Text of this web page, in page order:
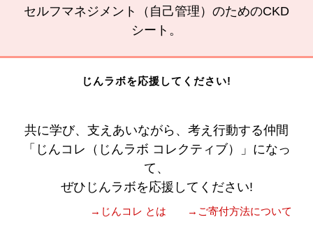
セルフマネジメント（自己管理）のためのCKD
シート。
じんラボを応援してください!
共に学び、支えあいながら、考え行動する仲間
「じんコレ（じんラボ コレクティブ）」になっ
て、
ぜひじんラボを応援してください!
→じんコレ とは →ご寄付方法について